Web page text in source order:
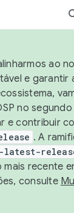
ao
e garantir
no
e contribuir
. A
latest-
recente
consulte